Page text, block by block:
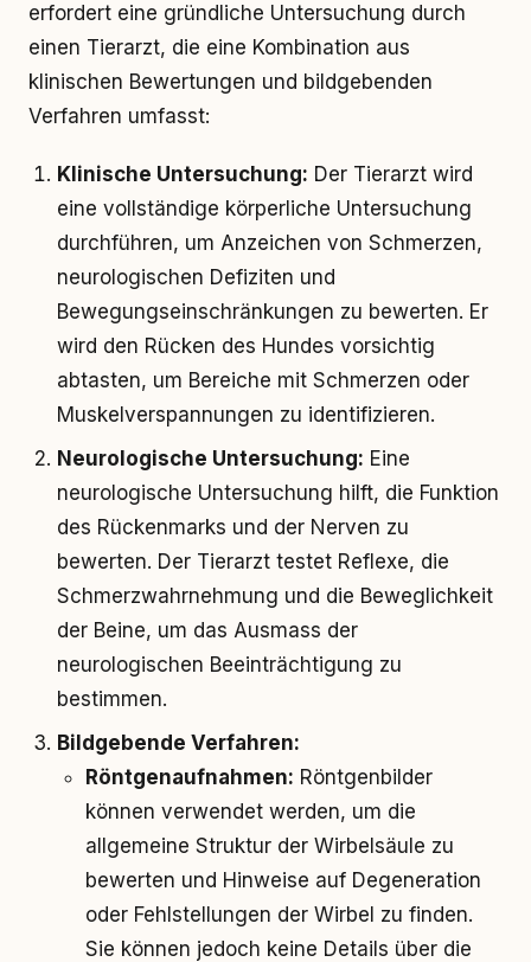
erfordert eine gründliche Untersuchung durch
einen Tierarzt, die eine Kombination aus
klinischen Bewertungen und bildgebenden
Verfahren umfasst:
Klinische Untersuchung: Der Tierarzt wird
eine vollständige körperliche Untersuchung
durchführen, um Anzeichen von Schmerzen,
neurologischen Defiziten und
Bewegungseinschränkungen zu bewerten. Er
wird den Rücken des Hundes vorsichtig
abtasten, um Bereiche mit Schmerzen oder
Muskelverspannungen zu identifizieren.
Neurologische Untersuchung: Eine
neurologische Untersuchung hilft, die Funktion
des Rückenmarks und der Nerven zu
bewerten. Der Tierarzt testet Reflexe, die
Schmerzwahrnehmung und die Beweglichkeit
der Beine, um das Ausmass der
neurologischen Beeinträchtigung zu
bestimmen.
Bildgebende Verfahren:
Röntgenaufnahmen: Röntgenbilder
können verwendet werden, um die
allgemeine Struktur der Wirbelsäule zu
bewerten und Hinweise auf Degeneration
oder Fehlstellungen der Wirbel zu finden.
Sie können jedoch keine Details über die